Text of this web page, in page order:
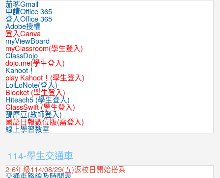
茄苳Gmail
申請Office 365
登入Office 365
Adobe授權
登入Canva
myViewBoard
myClassroom(學生登入)
ClassDojo
dojo.me(學生登入)
Kahoot！
play Kahoot！(學生登入)
LoiLoNote(登入)
Blooket (學生登入)
Hiteach5 (學生登入)
ClassSwift (學生登入)
醍摩豆(教師登入)
國語日報數位版(需登入)
線上學習教室
114-學生交通車
2-6年級114/08/29(五)返校日開始搭乘
交通車路線及時間表